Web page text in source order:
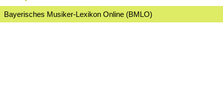
Bayerisches Musiker-Lexikon Online (BMLO)